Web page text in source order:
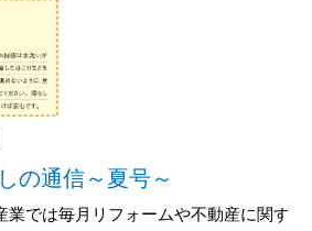
の通信～夏号～
業では毎月リフォームや不動産に関す